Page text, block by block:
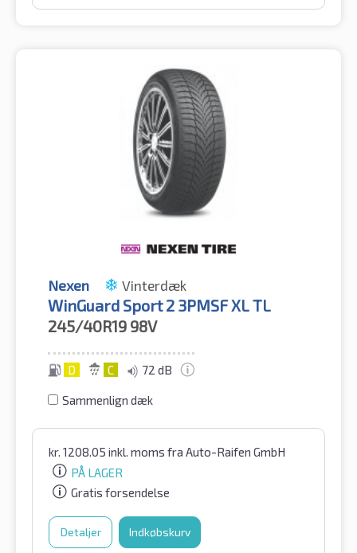
Nexen Vinterdæk
WinGuard Sport 2 3PMSF XL TL
245/40R19 98V
D C 72 dB
Sammenlign dæk
kr. 1208.05 inkl. moms fra Auto-Raifen GmbH
PÅ LAGER
Gratis forsendelse
Detaljer Indkøbskurv